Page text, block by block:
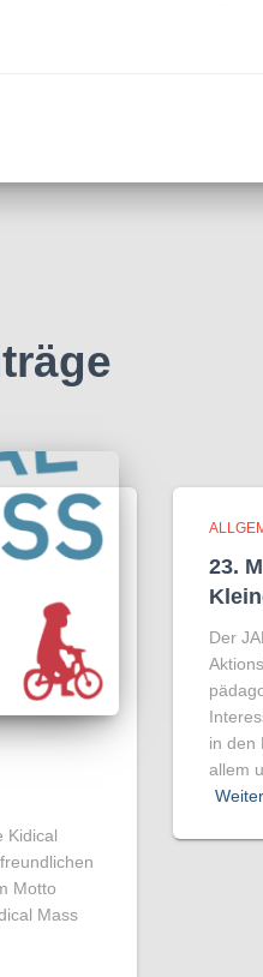
Kidical
Motto
Mass
23.
Der
in den
allem